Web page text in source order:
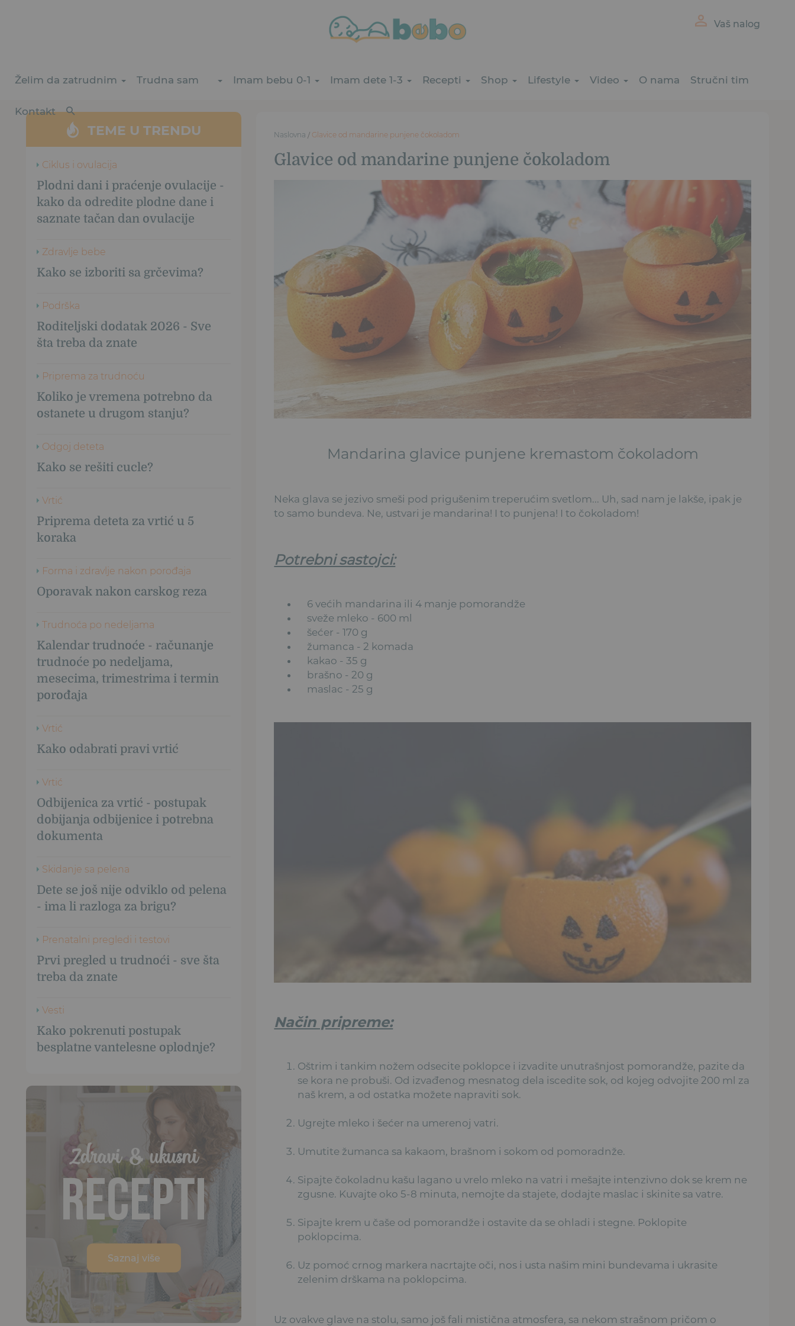
Vaš nalog
Želim da zatrudnim Trudna sam Imam bebu 0-1 Imam dete 1-3 Recepti Shop Lifestyle Video O nama Stručni tim
Kontakt
TEME U TRENDU
Ciklus i ovulacija
Plodni dani i praćenje ovulacije -
kako da odredite plodne dane i
saznate tačan dan ovulacije
Zdravlje bebe
Kako se izboriti sa grčevima?
Podrška
Roditeljski dodatak 2026 - Sve
šta treba da znate
Priprema za trudnoću
Koliko je vremena potrebno da
ostanete u drugom stanju?
Odgoj deteta
Kako se rešiti cucle?
Vrtić
Priprema deteta za vrtić u 5
koraka
Forma i zdravlje nakon porođaja
Oporavak nakon carskog reza
Trudnoća po nedeljama
Kalendar trudnoće - računanje
trudnoće po nedeljama,
mesecima, trimestrima i termin
porođaja
Vrtić
Kako odabrati pravi vrtić
Vrtić
Odbijenica za vrtić - postupak
dobijanja odbijenice i potrebna
dokumenta
Skidanje sa pelena
Dete se još nije odviklo od pelena
- ima li razloga za brigu?
Prenatalni pregledi i testovi
Prvi pregled u trudnoći - sve šta
treba da znate
Vesti
Kako pokrenuti postupak
besplatne vantelesne oplodnje?
Zdravi & ukusni
Recepti
Saznaj više
Naslovna / Glavice od mandarine punjene čokoladom
Glavice od mandarine punjene čokoladom
Mandarina glavice punjene kremastom čokoladom
Neka glava se jezivo smeši pod prigušenim treperućim svetlom... Uh, sad nam je lakše, ipak je
to samo bundeva. Ne, ustvari je mandarina! I to punjena! I to čokoladom!
Potrebni sastojci:
6 većih mandarina ili 4 manje pomorandže
sveže mleko - 600 ml
šećer - 170 g
žumanca - 2 komada
kakao - 35 g
brašno - 20 g
maslac - 25 g
Način pripreme:
Oštrim i tankim nožem odsecite poklopce i izvadite unutrašnjost pomorandže, pazite da
se kora ne probuši. Od izvađenog mesnatog dela iscedite sok, od kojeg odvojite 200 ml za
naš krem, a od ostatka možete napraviti sok.
Ugrejte mleko i šećer na umerenoj vatri.
Umutite žumanca sa kakaom, brašnom i sokom od pomoradnže.
Sipajte čokoladnu kašu lagano u vrelo mleko na vatri i mešajte intenzivno dok se krem ne
zgusne. Kuvajte oko 5-8 minuta, nemojte da stajete, dodajte maslac i skinite sa vatre.
Sipajte krem u čaše od pomorandže i ostavite da se ohladi i stegne. Poklopite
poklopcima.
Uz pomoć crnog markera nacrtajte oči, nos i usta našim mini bundevama i ukrasite
zelenim drškama na poklopcima.
Uz ovakve glave na stolu, samo još fali mistična atmosfera, sa nekom strašnom pričom o